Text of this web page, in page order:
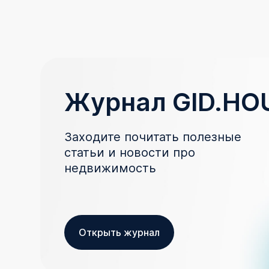
Журнал
Заходите почитать полезные
статьи и новости про
недвижимость
Открыть журнал